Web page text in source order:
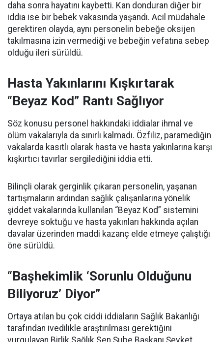
daha sonra hayatını kaybetti. Kan donduran diğer bir
iddia ise bir bebek vakasında yaşandı. Acil müdahale
gerektiren olayda, aynı personelin bebeğe oksijen
takılmasına izin vermediği ve bebeğin vefatına sebep
olduğu ileri sürüldü.
Hasta Yakınlarını Kışkırtarak
“Beyaz Kod” Rantı Sağlıyor
Söz konusu personel hakkındaki iddialar ihmal ve
ölüm vakalarıyla da sınırlı kalmadı. Özfiliz, paramediğin
vakalarda kasıtlı olarak hasta ve hasta yakınlarına karşı
kışkırtıcı tavırlar sergilediğini iddia etti.
Bilinçli olarak gerginlik çıkaran personelin, yaşanan
tartışmaların ardından sağlık çalışanlarına yönelik
şiddet vakalarında kullanılan “Beyaz Kod” sistemini
devreye soktuğu ve hasta yakınları hakkında açılan
davalar üzerinden maddi kazanç elde etmeye çalıştığı
öne sürüldü.
“Başhekimlik ‘Sorunlu Olduğunu
Biliyoruz’ Diyor”
Ortaya atılan bu çok ciddi iddiaların Sağlık Bakanlığı
tarafından ivedilikle araştırılması gerektiğini
vurgulayan Birlik Sağlık Sen Şube Başkanı Şevket